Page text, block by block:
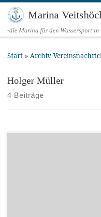
Zum Inhalt springen
Marina
-die Marina für den Wassersport in
Start » Archiv
Holger Müller
4 Beiträge